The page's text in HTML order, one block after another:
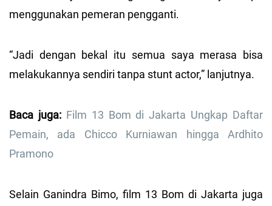
menggunakan pemeran pengganti.
“Jadi dengan bekal itu semua saya merasa bisa
melakukannya sendiri tanpa stunt actor,” lanjutnya.
Baca juga: Film 13 Bom di Jakarta Ungkap Daftar
Pemain, ada Chicco Kurniawan hingga Ardhito
Pramono
Selain Ganindra Bimo, film 13 Bom di Jakarta juga